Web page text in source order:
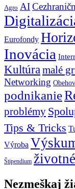
Agro AI
Eurofondy
Inovácia
Kultúra malé
Networking
podnikanie
problémy
Tips & Tricks
Výroba
Štipendium
Nezmeškaj